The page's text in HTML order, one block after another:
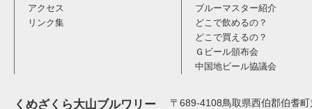
アクセス
リンク集
ブルーマスター紹介
どこで飲めるの？
どこで買えるの？
Ｇビール頒布会
中国地ビール協議会
くめざくら大山ブルワリー
〒689-4108鳥取県西伯郡伯耆